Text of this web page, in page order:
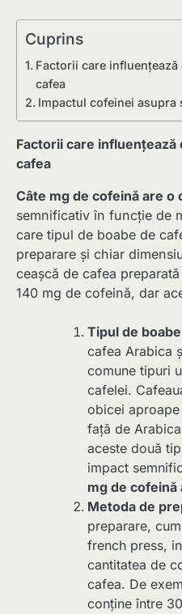
Cuprins
Factorii care
cafea
Impactul cofeinei asupra
Factorii care
cafea
Câte mg de cofeină are o
semnificativ în funcție de
care tipul de boabe de
preparare și chiar
ceașcă de cafea
140 mg de cofeină, dar
Tipul de
cafea Arabica
comune tipuri
cafelei.
obicei
față de
aceste două
impact
mg de cofeină
Metoda de
preparare,
french press,
cantitatea de
cafea. De
conține între